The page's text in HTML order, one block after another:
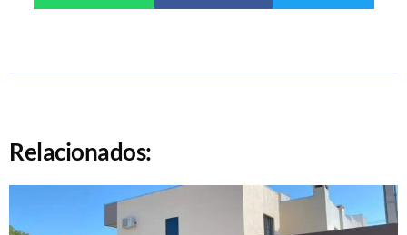
Relacionados: